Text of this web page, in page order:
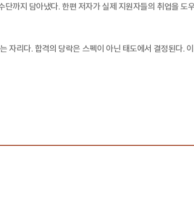
까지 담아냈다. 한편 저자가 실제 지원자들의 취업을 도
자리다. 합격의 당락은 스펙이 아닌 태도에서 결정된다.